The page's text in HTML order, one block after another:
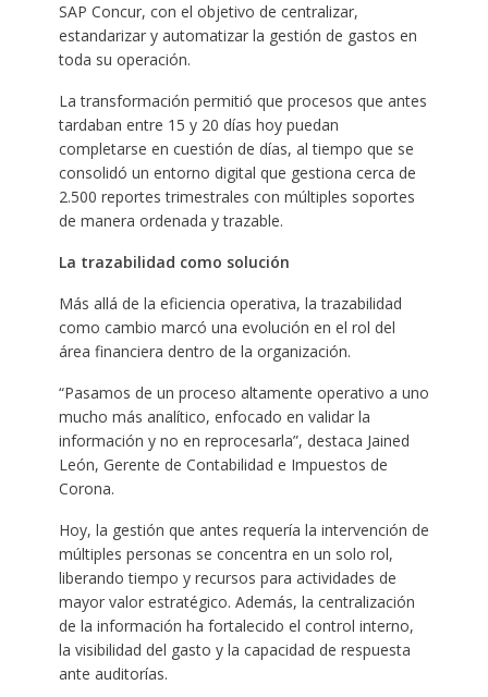
SAP Concur, con el objetivo de centralizar,
estandarizar y automatizar la gestión de gastos en
toda su operación.
La transformación permitió que procesos que antes
tardaban entre 15 y 20 días hoy puedan
completarse en cuestión de días, al tiempo que se
consolidó un entorno digital que gestiona cerca de
2.500 reportes trimestrales con múltiples soportes
de manera ordenada y trazable.
La trazabilidad como solución
Más allá de la eficiencia operativa, la trazabilidad
como cambio marcó una evolución en el rol del
área financiera dentro de la organización.
“Pasamos de un proceso altamente operativo a uno
mucho más analítico, enfocado en validar la
información y no en reprocesarla”, destaca Jained
León, Gerente de Contabilidad e Impuestos de
Corona.
Hoy, la gestión que antes requería la intervención de
múltiples personas se concentra en un solo rol,
liberando tiempo y recursos para actividades de
mayor valor estratégico. Además, la centralización
de la información ha fortalecido el control interno,
la visibilidad del gasto y la capacidad de respuesta
ante auditorías.